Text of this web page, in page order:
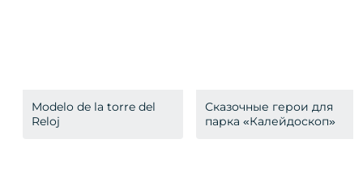
Modelo de la torre del
Reloj
Сказочные герои для
парка «Калейдоскоп»